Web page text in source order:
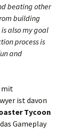
beating other
building
also my goal
process is
and
mit
ist davon
Tycoon
Gameplay